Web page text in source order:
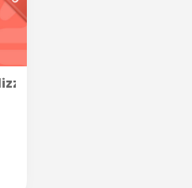
nella categoria